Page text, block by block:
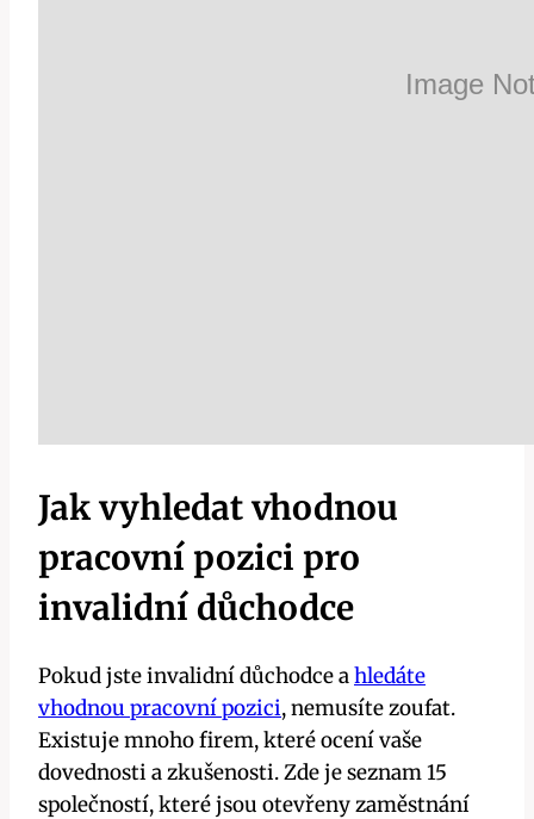
Jak vyhledat vhodnou
pracovní pozici pro
invalidní důchodce
Pokud jste invalidní důchodce ahledáte
vhodnou pracovní pozici, nemusíte zoufat.
Existuje mnoho firem, které ocení vaše
dovednosti a zkušenosti. Zde je seznam 15
společností, které jsou otevřeny zaměstnání